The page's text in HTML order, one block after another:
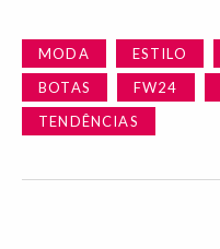
MODA ESTILO
BOTAS
FW24
TENDÊNCIAS